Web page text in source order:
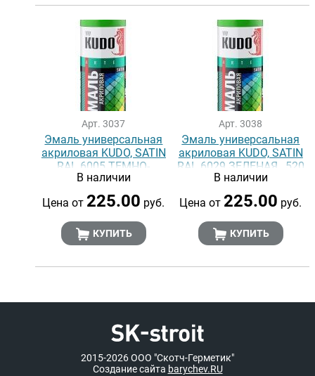
Арт. 3037
Эмаль универсальная
акриловая KUDO, SATIN
RAL 6005 ТЕМНО-
ЗЕЛЕНАЯ, 520 мл
В наличии
Цена от 225.00 руб.
КУПИТЬ
Арт. 3038
Эмаль универсальная
акриловая KUDO, SATIN
RAL 6029 ЗЕЛЕНАЯ , 520
мл
В наличии
Цена от 225.00 руб.
КУПИТЬ
2015-2026ООО "Скотч-Герметик"
Создание сайта barychev.RU